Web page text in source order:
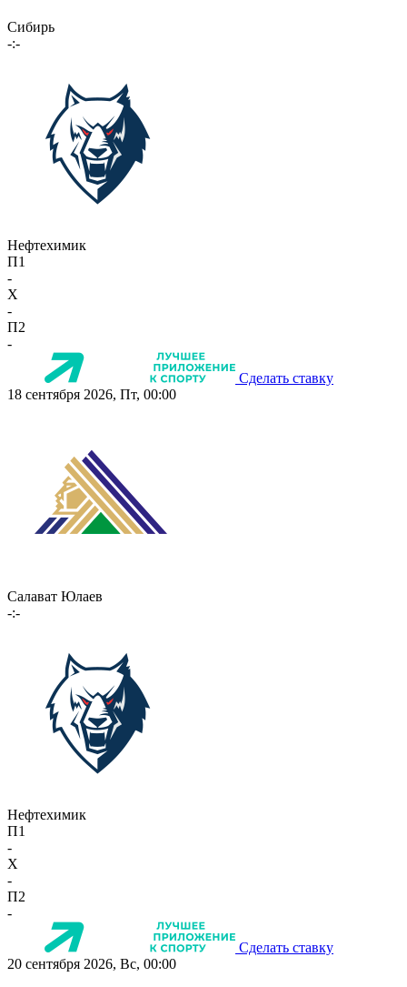
Сибирь
-:-
Нефтехимик
П1
-
X
-
П2
-
Сделать ставку
18 сентября 2026, Пт, 00:00
Салават Юлаев
-:-
Нефтехимик
П1
-
X
-
П2
-
Сделать ставку
20 сентября 2026, Вс, 00:00